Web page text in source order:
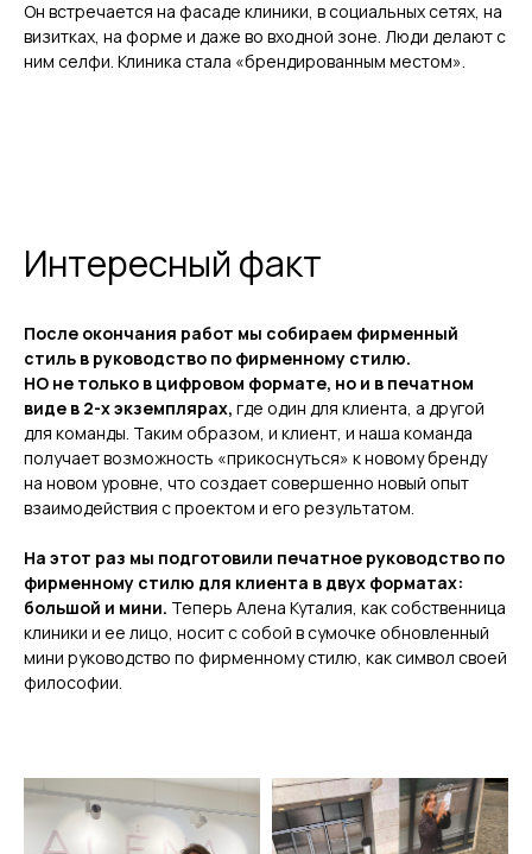
Он встречается на фасаде клиники, в социальных сетях, на
визитках, на форме и даже во входной зоне. Люди делают с
ним селфи. Клиника стала «брендированным местом».
Интересный факт
После окончания работ мы собираем фирменный
стиль в руководство по фирменному стилю.
НО не только в цифровом формате, но и в печатном
виде в 2-х экземплярах, где один для клиента, а другой
для команды. Таким образом, и клиент, и наша команда
получает возможность «прикоснуться» к новому бренду
на новом уровне, что создает совершенно новый опыт
взаимодействия с проектом и его результатом.
На этот раз мы подготовили печатное руководство по
фирменному стилю для клиента в двух форматах:
большой и мини. Теперь Алена Куталия, как собственница
клиники и ее лицо, носит с собой в сумочке обновленный
мини руководство по фирменному стилю, как символ своей
философии.